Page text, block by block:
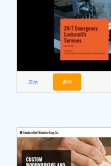
表示 選択